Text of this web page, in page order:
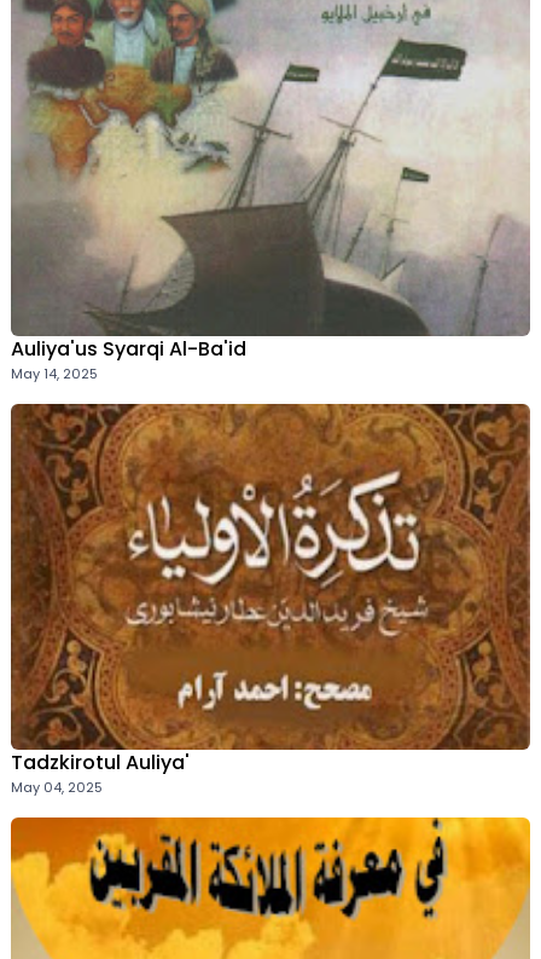
Auliya'us Syarqi Al-Ba'id
May 14, 2025
Tadzkirotul Auliya'
May 04, 2025